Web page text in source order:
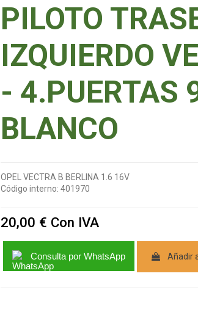
PILOTO
IZQUIERDO
- 4.PUERTAS
BLANCO
OPEL VECTRA B BERLINA 1.6 16V
Código interno: 401970
20,00 € Con IVA
Consulta por WhatsApp Añadir